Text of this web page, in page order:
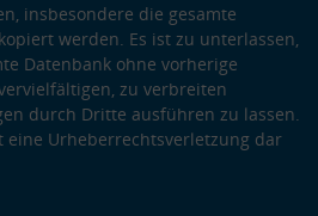
insbesondere die gesamte
werden. Es ist zu unterlassen,
Datenbank ohne vorherige
zu verbreiten
durch Dritte ausführen zu lassen.
eine Urheberrechtsverletzung dar